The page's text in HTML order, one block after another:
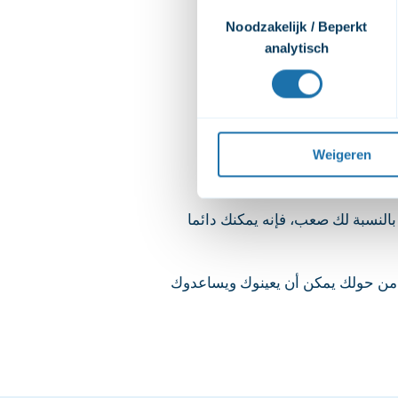
video's. Wij vragen jouw
afspelen. Wij delen deze
bekijken. Je kunt je
privacyverklaring
Noodzakelijk / Beperkt
analytisch
Weigeren
بالنسبة لك صعب، فإنه يمكنك دائما
من حولك يمكن أن يعينوك ويساعدوك